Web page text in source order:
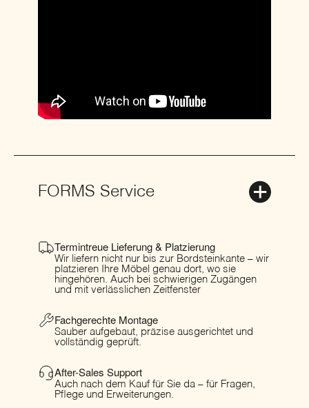
FORMS Service
Termintreue Lieferung & Platzierung
Wir liefern nicht nur bis zur Bordsteinkante – wir
platzieren Ihre Möbel genau dort, wo sie
hingehören. Auch bei schwierigen Zugängen
und mit verlässlichen Zeitfenster
Fachgerechte Montage
Sauber aufgebaut, präzise ausgerichtet und
vollständig geprüft.
After-Sales Support
Auch nach dem Kauf für Sie da – für Fragen,
Pflege und Erweiterungen.